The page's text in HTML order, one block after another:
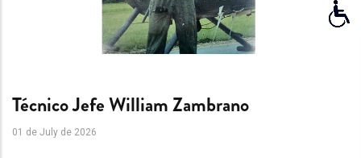
Técnico Jefe William Zambrano
01 de July de 2026